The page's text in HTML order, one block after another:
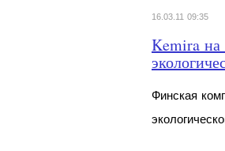
16.03.11 09:35
Kemira на
Финская